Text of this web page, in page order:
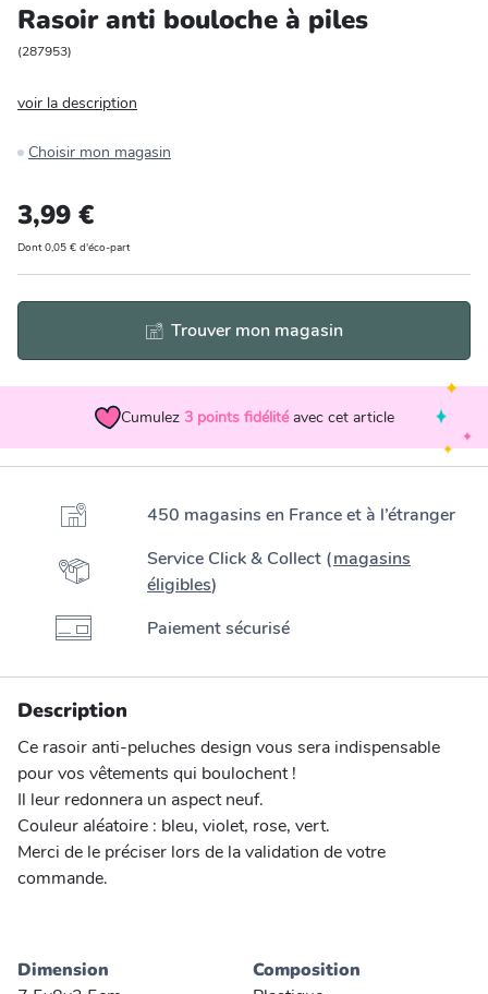
Animalerie
Bricolage et auto
Jardin et plein air
Rasoir anti bouloche à piles
(287953)
voir la description
Choisir mon magasin
3,99 €
Dont 0,05 € d'éco-part
Trouver mon magasin
Cumulez 3 points fidélité avec cet article
450 magasins en France et à l’étranger
Service Click & Collect (magasins
éligibles)
Paiement sécurisé
Description
Ce rasoir anti-peluches design vous sera indispensable
pour vos vêtements qui boulochent !
Il leur redonnera un aspect neuf.
Couleur aléatoire : bleu, violet, rose, vert.
Merci de le préciser lors de la validation de votre
commande.
Dimension
Composition